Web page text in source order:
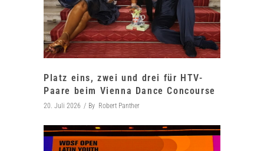
Platz eins, zwei und drei für HTV-
Paare beim Vienna Dance Concourse
20. Juli 2026 By Robert Panther